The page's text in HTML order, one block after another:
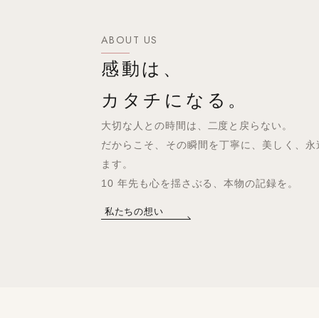
ABOUT US
感動は、
カタチになる。
大切な人との時間は、二度と戻らない。
だからこそ、その瞬間を丁寧に、美しく、永
ます。
10 年先も心を揺さぶる、本物の記録を。
私たちの想い